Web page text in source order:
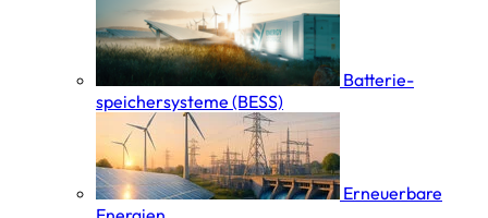
Batterie­
speicher­systeme (BESS)
Erneuerbare